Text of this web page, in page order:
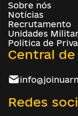
Sobre nós
Notícias
Recrutamento
Unidades
Política de
Central
Redes